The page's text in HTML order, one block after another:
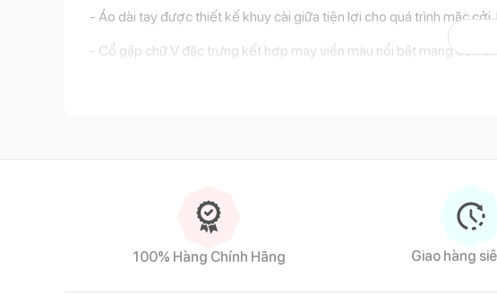
- Áo dài tay được thiết kế khuy cài giữa tiện lợi cho quá trình mặc
- Cổ gập chữ V đặc trưng kết hợp may viền màu nổi bật mang đến
100% Hàng Chính Hãng Giao hàng